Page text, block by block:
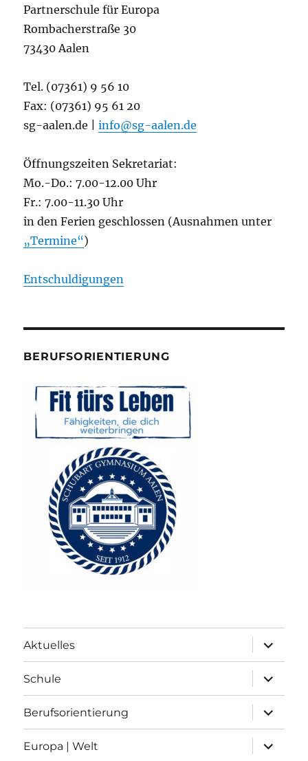
Partnerschule für Europa
Rombacherstraße 30
73430 Aalen
Tel. (07361) 9 56 10
Fax: (07361) 95 61 20
sg-aalen.de |info@sg-aalen.de
Öffnungszeiten Sekretariat:
Mo.-Do.: 7.00-12.00 Uhr
Fr.: 7.00-11.30 Uhr
in den Ferien geschlossen (Ausnahmen unter
„Termine“)
Entschuldigungen
BERUFSORIENTIERUNG
Aktuelles
anzeigen
Schule
anzeigen
Berufsorientierung
anzeigen
Europa | Welt
anzeigen